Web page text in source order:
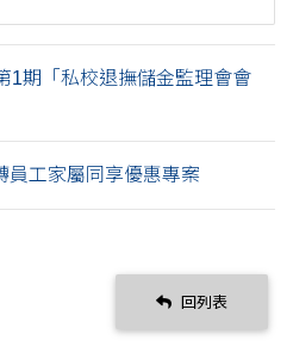
1期「私校退撫儲金監理會會
員工家屬同享優惠專案
回列表